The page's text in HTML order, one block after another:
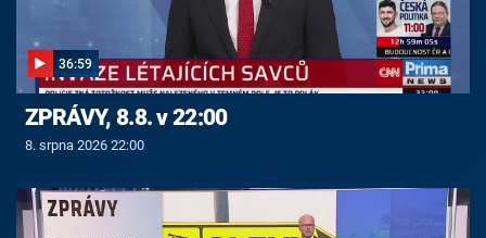
36:59
ZPRÁVY, 8.8. v 22:00
8. srpna 2026 22:00